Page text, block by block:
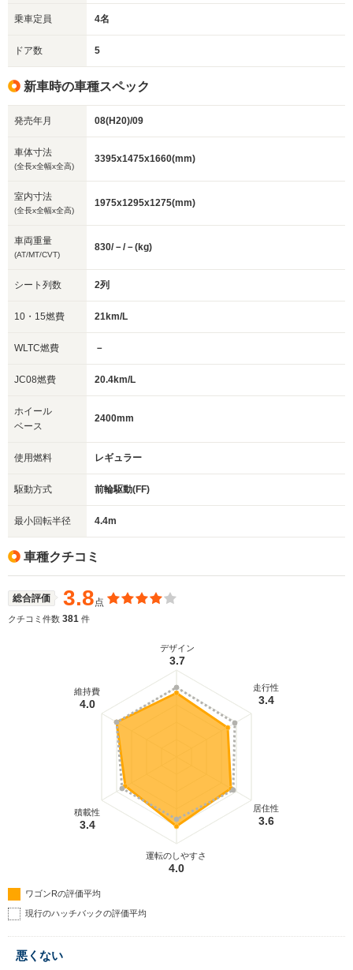
乗車定員 4名
ドア数 5
新車時の車種スペック
発売年月 08(H20)/09
車体寸法
(全長x全幅x全高)
3395x1475x1660(mm)
室内寸法
(全長x全幅x全高)
1975x1295x1275(mm)
車両重量
(AT/MT/CVT)
830/－/－(kg)
シート列数 2列
10・15燃費 21km/L
WLTC燃費 －
JC08燃費 20.4km/L
ホイール
ベース
2400mm
使用燃料 レギュラー
駆動方式 前輪駆動(FF)
最小回転半径 4.4m
車種クチコミ
総合評価 3.8点
クチコミ件数 381 件
デザイン
3.7
走行性
3.4
居住性
3.6
運転のしやすさ
4.0
積載性
3.4
維持費
4.0
ワゴンRの評価平均
現行のハッチバックの評価平均
悪くない